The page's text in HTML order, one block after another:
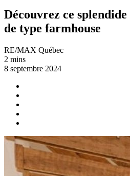
Découvrez ce splendide
de type farmhouse
RE/MAX Québec
2 mins
8 septembre 2024